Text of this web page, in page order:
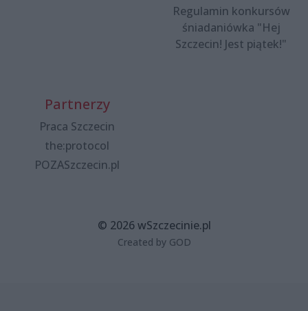
Regulamin konkursów
śniadaniówka "Hej
Szczecin! Jest piątek!"
Partnerzy
Praca Szczecin
the:protocol
POZASzczecin.pl
© 2026 wSzczecinie.pl
Created by GOD